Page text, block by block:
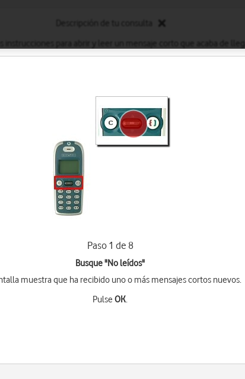
Paso 1 de 8
Busque "No leídos"
muestra que ha recibido uno o más mensajes cortos nuevos.
PulseOK.